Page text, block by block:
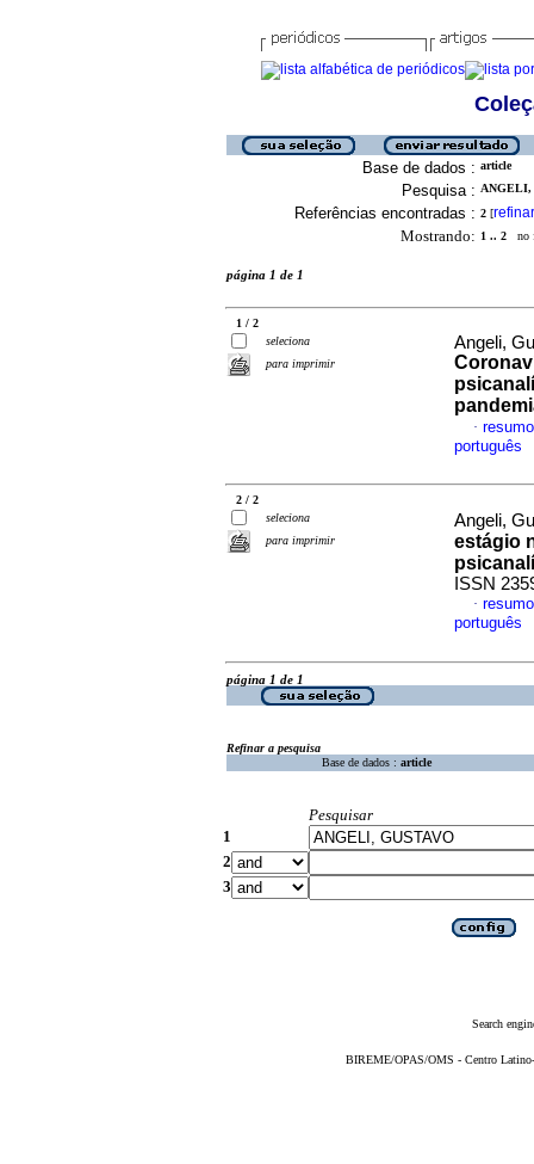
Base de dados : article
Pesquisa : ANGELI,
Referências encontradas : 2 [refinar
Mostrando: 1 .. 2 no
página 1 de 1
1 / 2
seleciona
para imprimir
Angeli,
·
português
2 / 2
seleciona
para imprimir
Angeli,
estágio
ISSN
·
português
página 1 de 1
Refinar a pesquisa
Base de dados : article
Pesquisar
1
2
3
Search
BIREME/OPAS/OMS - Centro Latino-